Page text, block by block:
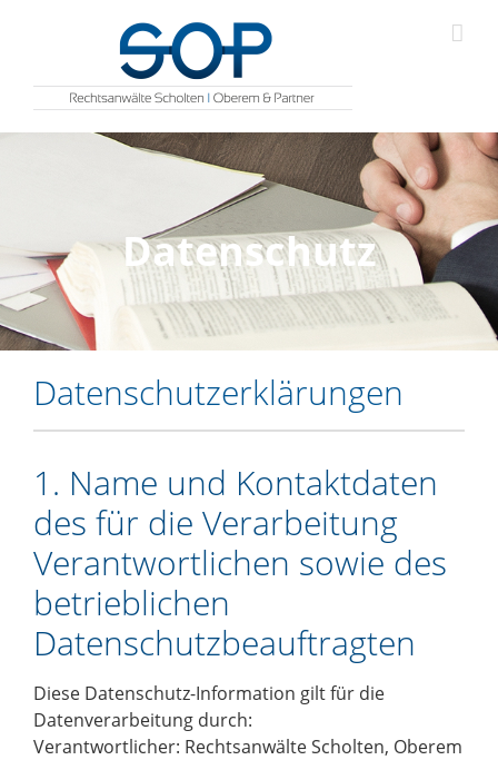
Datenschutz
Datenschutzerklärungen
1. Name und Kontaktdaten
des für die Verarbeitung
Verantwortlichen sowie des
betrieblichen
Datenschutzbeauftragten
Diese Datenschutz-Information gilt für die
Datenverarbeitung durch:
Verantwortlicher: Rechtsanwälte Scholten, Oberem